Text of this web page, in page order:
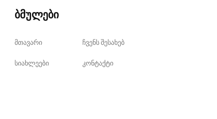
ბმულები
მთავარი ჩვენს შესახებ
სიახლეები კონტაქტი